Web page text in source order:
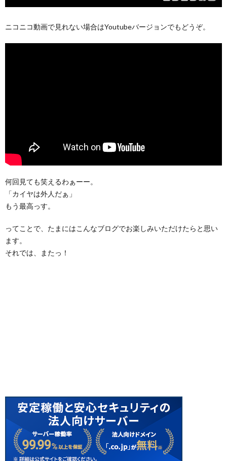
ニコニコ動画で見れない場合はYoutubeバージョンでもどうぞ。
何回見ても笑えるわぁーー。
「カイヤは外人だぁ」
もう最高っす。
ってことで、たまにはこんなブログでお楽しみいただけたらと思い
ます。
それでは、またっ！